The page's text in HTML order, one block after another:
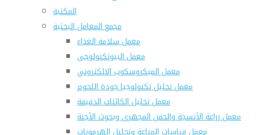
المكتبة
مجمع المعامل البحثية
معمل سلامة الغذاء
معمل البيوتكنولوجى
معمل الميكروسكوب الالكتروني
معمل تحليل تكنولوجيا جودة اللحوم
معمل تحليل الكائنات الدقيقة
معمل زراعة الأنسجة والحقن المجهرى وبحوث الأجنة
معمل قياسات المناعة وتحليل الهرمونات